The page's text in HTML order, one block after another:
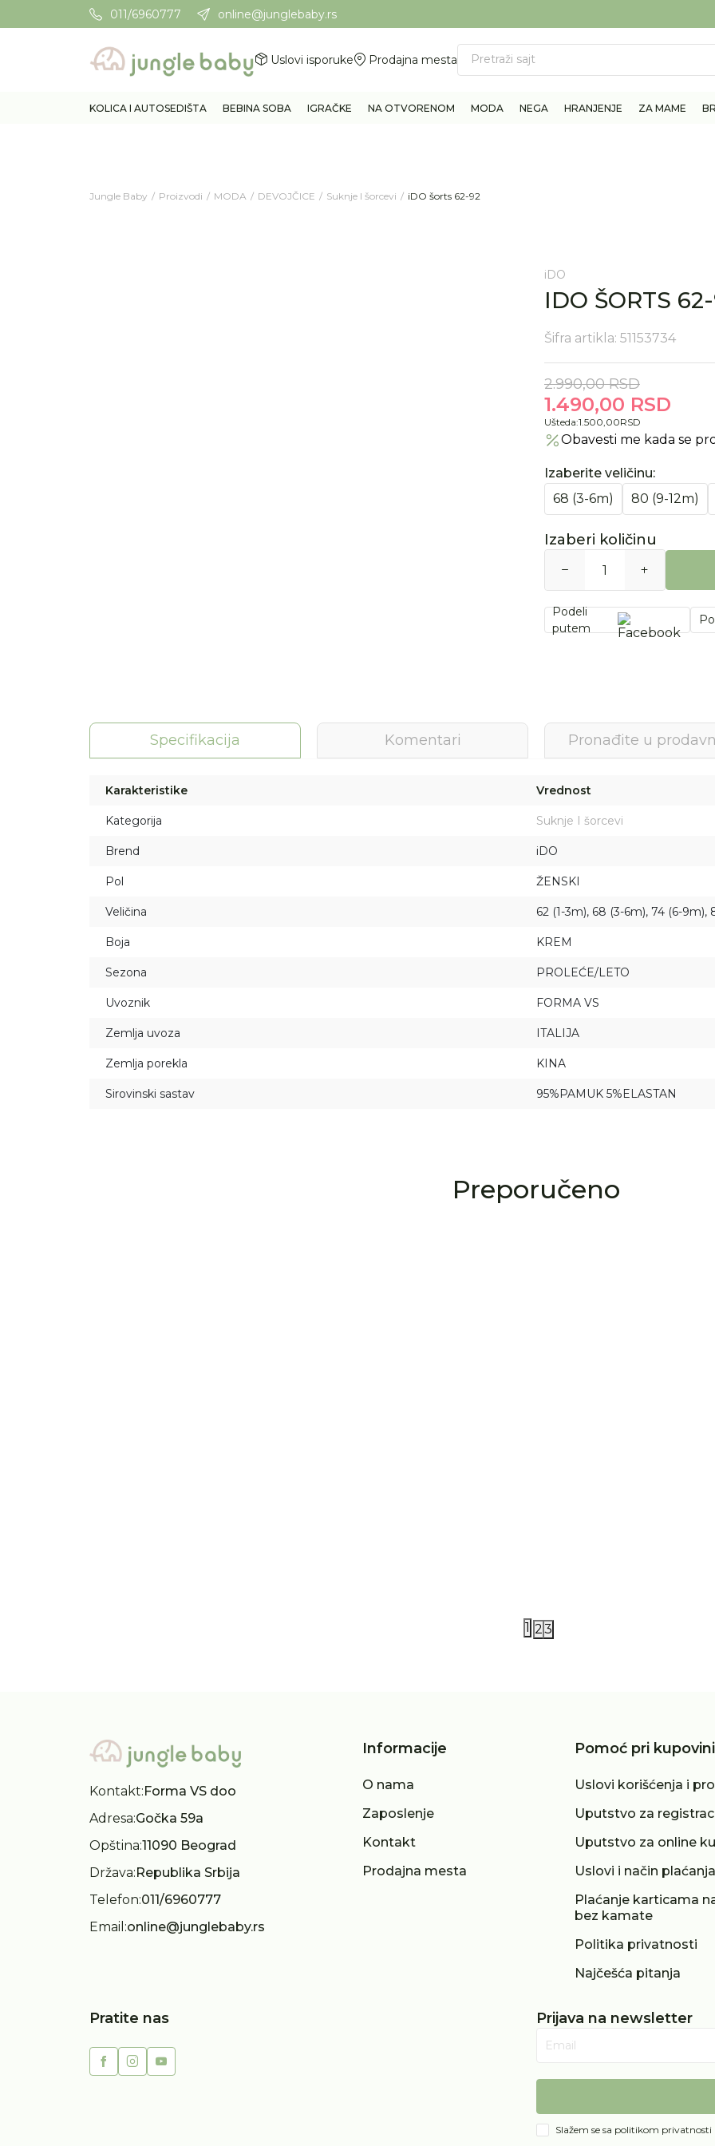
011/6960777 online@junglebaby.rsPotrebna Vam je pomoć? Pozovite 011/6960777
Uslovi isporuke Prodajna mesta Pretraži sajt
KOLICA I AUTOSEDIŠTA BEBINA SOBA IGRAČKE NA OTVORENOM MODA NEGA HRANJENJE ZA MAME
Jungle Baby Proizvodi MODA DEVOJČICE Suknje I šorcevi iDO šorts 62-92
iDO
IDO ŠORTS
Šifra artikla: 51153734
2.990,00 RSD
1.490,00 RSD
Ušteda:1.500,00RSD
Obavesti me kada se
Izaberite veličinu:
68 (3-6m) 80 (9-12m)
Izaberi količinu
Podeli
putem
Specifikacija Komentari Pronađite u
Karakteristike Vrednost
Kategorija Suknje I šorcevi
Brend iDO
Pol ŽENSKI
Veličina 62 (1-3m), 68 (3-6m), 74 (6-9m),
Boja KREM
Sezona PROLEĆE/LETO
Uvoznik FORMA VS
Zemlja uvoza ITALIJA
Zemlja porekla KINA
Sirovinski sastav 95%PAMUK 5%ELASTAN
Preporučeno
1 23
Kontakt:Forma VS doo
Adresa:Gočka 59a
Opština:11090 Beograd
Država:Republika Srbija
Telefon:011/6960777
Email:online@junglebaby.rs
Informacije
O nama
Zaposlenje
Kontakt
Prodajna mesta
Pomoć pri kupovini
Uslovi korišćenja i
Uputstvo za
Uputstvo za online
Uslovi i način plaćanja
Plaćanje karticama
bez kamate
Politika privatnosti
Najčešća pitanja
Pratite nas Prijava na newsletter
Email
Slažem se sa politikom privatnosti
Prijava na newsletter
Prijavite se za novosti i promocije. Budite prvi
posebne ponude.
Potvrđujem da imam 18 godina ili više i da sam pročitao,